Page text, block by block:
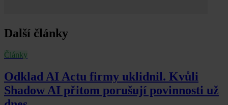
Další články
Články
Odklad AI Actu firmy uklidnil. Kvůli
Shadow AI přitom porušují povinnosti už